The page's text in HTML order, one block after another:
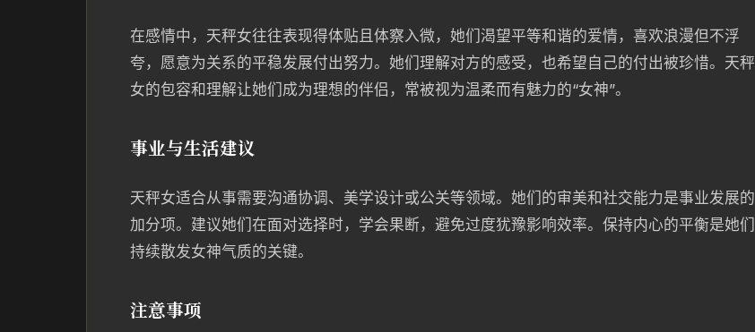
在感情中，天秤女往往表现得体贴且体察入微，她们渴望平等和谐的爱情，喜欢浪漫但不浮
夸，愿意为关系的平稳发展付出努力。她们理解对方的感受，也希望自己的付出被珍惜。天秤
女的包容和理解让她们成为理想的伴侣，常被视为温柔而有魅力的“女神”。
事业与生活建议
天秤女适合从事需要沟通协调、美学设计或公关等领域。她们的审美和社交能力是事业发展的
加分项。建议她们在面对选择时，学会果断，避免过度犹豫影响效率。保持内心的平衡是她们
持续散发女神气质的关键。
注意事项